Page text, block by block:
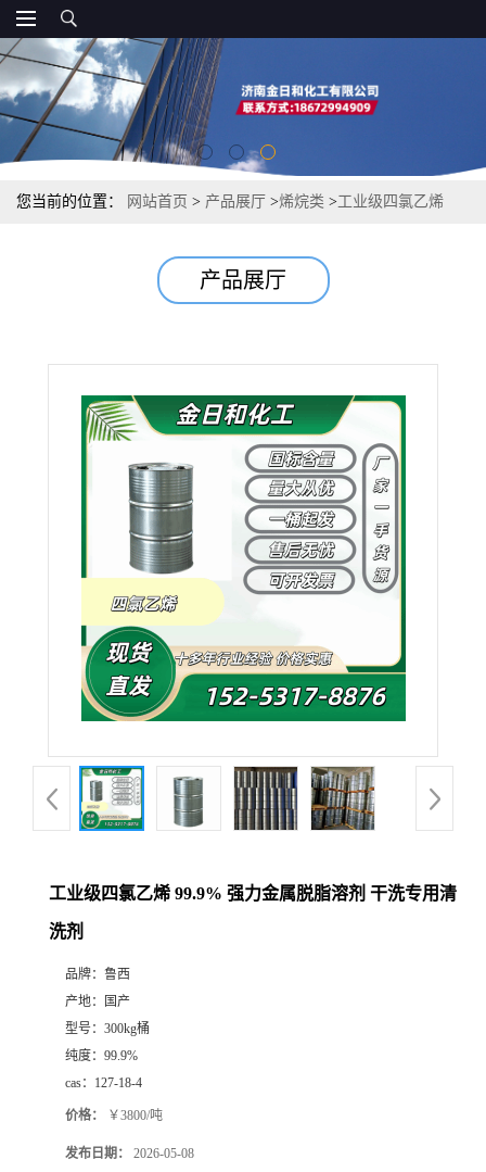
您当前的位置： 网站首页 > 产品展厅 >烯烷类 >工业级四氯乙烯
产品展厅
工业级四氯乙烯 99.9% 强力金属脱脂溶剂 干洗专用清
洗剂
品牌： 鲁西
产地：
国产
型号： 300kg桶
纯度： 99.9%
cas： 127-18-4
价格： ￥3800/吨
发布日期： 2026-05-08